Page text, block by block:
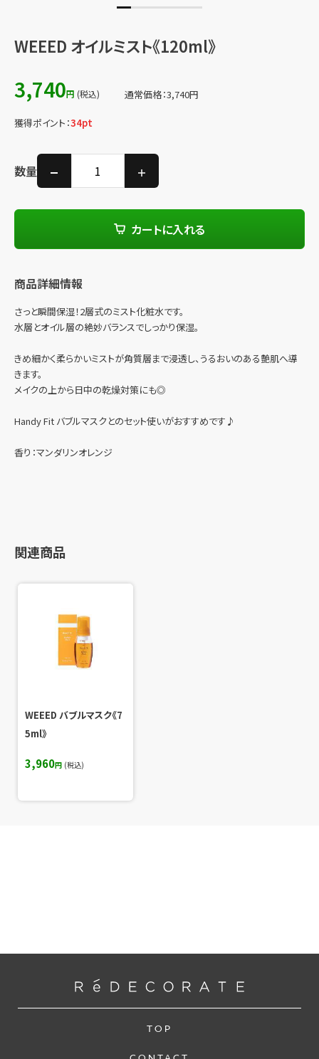
WEEED オイルミスト《120ml》
3,740円 (税込) 通常価格：3,740円
獲得ポイント：34pt
数量
カートに入れる
商品詳細情報
さっと瞬間保湿！2層式のミスト化粧水です。
水層とオイル層の絶妙バランスでしっかり保湿。
きめ細かく柔らかいミストが角質層まで浸透し、うるおいのある艶肌へ導
きます。
メイクの上から日中の乾燥対策にも◎
Handy Fit バブルマスクとのセット使いがおすすめです♪
香り：マンダリンオレンジ
関連商品
WEEED バブルマスク《7
5ml》
3,960円 (税込)
TOP